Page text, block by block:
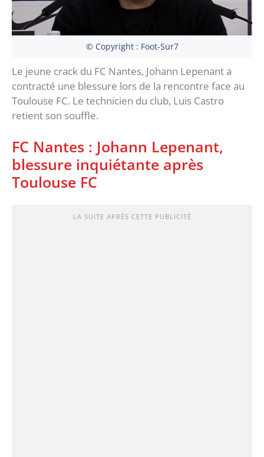
© Copyright : Foot-Sur7
Le jeune crack du FC Nantes, Johann Lepenant a
contracté une blessure lors de la rencontre face au
Toulouse FC. Le technicien du club, Luis Castro
retient son souffle.
FC Nantes : Johann Lepenant,
blessure inquiétante après
Toulouse FC
LA SUITE APRÈS CETTE PUBLICITÉ